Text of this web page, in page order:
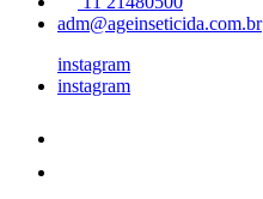
adm@ageinseticida.com.br
instagram
instagram